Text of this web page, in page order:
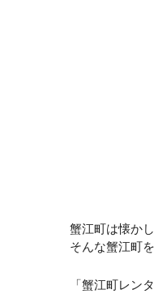
蟹江町は懐か
そんな蟹江町
「蟹江町レン